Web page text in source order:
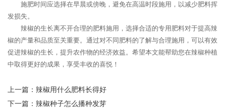
施肥时间应选择在早晨或傍晚，避免在高温时段施用，以减少肥料挥
发损失。
辣椒的生长离不开合理的肥料施用，选择合适的专用肥料对于提高辣
椒的产量和品质至关重要。通过对不同肥料的了解与合理施用，可以有效
促进辣椒的生长，提升农作物的经济效益。希望本文能帮助您在辣椒种植
中取得更好的成果，享受丰收的喜悦！
上一篇： 辣椒用什么肥料长得好
下一篇： 辣椒种子怎么播种发芽